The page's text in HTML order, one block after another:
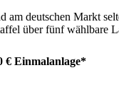
am deutschen Markt
über fünf wählbare
€ Einmalanlage*